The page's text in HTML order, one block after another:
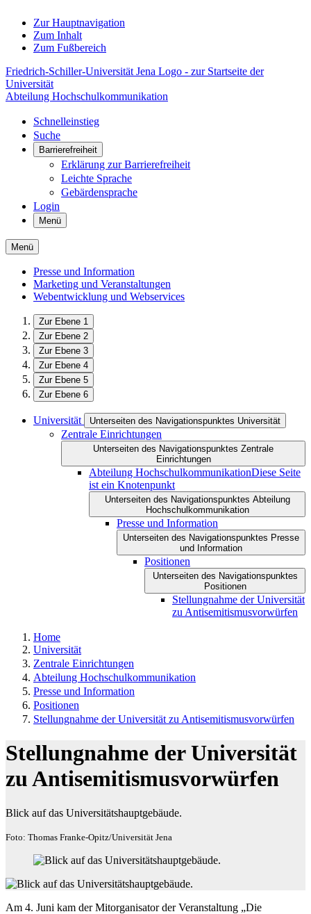
Zur Hauptnavigation
Zum Inhalt
Zum Fußbereich
Friedrich-Schiller-Universität Jena Logo - zur Startseite der
Universität
Abteilung Hochschulkommunikation
Schnelleinstieg
Suche
Barrierefreiheit
Erklärung zur Barrierefreiheit
Leichte Sprache
Gebärdensprache
Login
Menü
Menü
Presse und Information
Marketing und Veranstaltungen
Webentwicklung und Webservices
Zur Ebene 1
Zur Ebene 2
Zur Ebene 3
Zur Ebene 4
Zur Ebene 5
Zur Ebene 6
Universität Unterseiten des Navigationspunktes Universität
Zentrale Einrichtungen
Unterseiten des Navigationspunktes Zentrale
Einrichtungen
Abteilung HochschulkommunikationDiese Seite
ist ein Knotenpunkt
Unterseiten des Navigationspunktes Abteilung
Hochschulkommunikation
Presse und Information
Unterseiten des Navigationspunktes Presse
und Information
Positionen
Unterseiten des Navigationspunktes
Positionen
Stellungnahme der Universität
zu Antisemitismusvorwürfen
Home
Universität
Zentrale Einrichtungen
Abteilung Hochschulkommunikation
Presse und Information
Positionen
Stellungnahme der Universität zu Antisemitismusvorwürfen
Stellungnahme der Universität
zu Antisemitismusvorwürfen
Blick auf das Universitätshauptgebäude.
Foto: Thomas Franke-Opitz/Universität Jena
Am 4. Juni kam der Mitorganisator der Veranstaltung „Die